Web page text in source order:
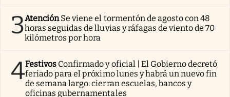
3AtenciónSe viene el tormentón de agosto con 48
horas seguidas de lluvias y ráfagas de viento de 70
kilómetros por hora
4Festivos Confirmado y oficial | El Gobierno decretó
feriado para el próximo lunes y habrá un nuevo fin
de semana largo: cierran escuelas, bancos y
oficinas gubernamentales